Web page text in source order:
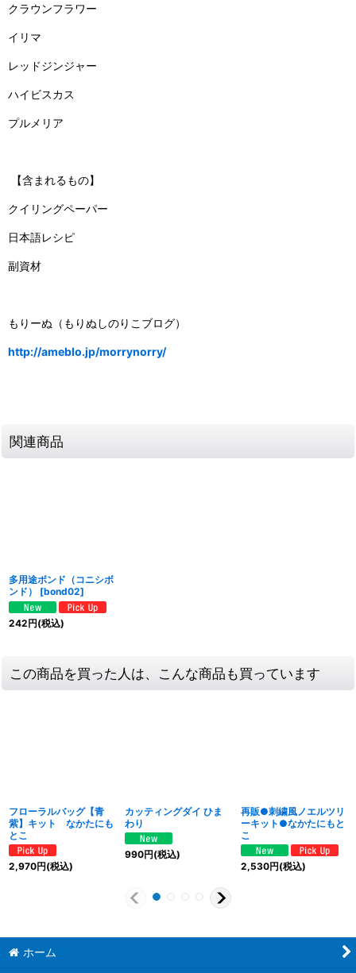
クラウンフラワー
イリマ
レッドジンジャー
ハイビスカス
プルメリア
【含まれるもの】
クイリングペーパー
日本語レシピ
副資材
もりーぬ（もりぬしのりこブログ）
http://ameblo.jp/morrynorry/
関連商品
多用途ボンド（コニシボ
ンド）
[bond02]
242円(税込)
この商品を買った人は、こんな商品も買っています
フローラルバッグ【青
紫】キット なかたにも
とこ
2,970円(税込)
カッティングダイ ひま
わり
990円(税込)
再販●刺繍風ノエルツリ
ーキット●なかたにもと
こ
2,530円(税込)
ホーム